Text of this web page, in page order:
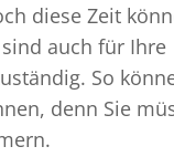
diese Zeit
auch für Ihre
So
denn Sie